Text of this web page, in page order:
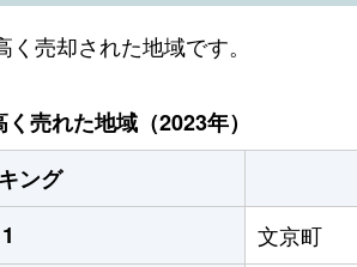
売却された地域です。
売れた地域（2023年）
ング
1
文京町